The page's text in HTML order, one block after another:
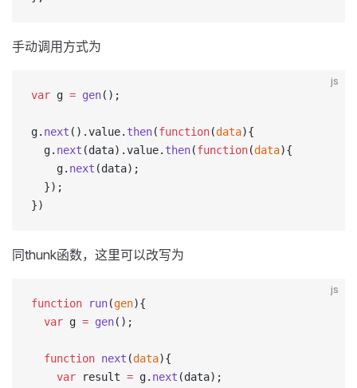
手动调用方式为
js
var g = gen();
g. next ().value. then(function(data){
  g.
next (data).value. then(function(data){
    g.
next (data);
  });
})
同thunk函数，这里可以改写为
js
function run(gen){
  var
g = gen();
  function
next (data){
    var
result = g. next (data);